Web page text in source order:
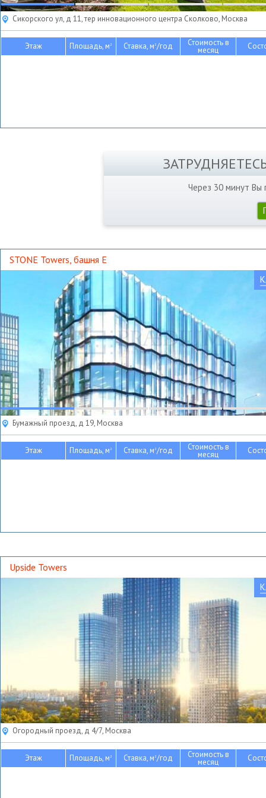
Сикорского ул, д 11, тер инновационного центра Сколково, Москва
Этаж Площадь, м2 Ставка, м2/год Стоимость в
месяц
Через 30 минут Вы
STONE Towers, башня Е
Бумажный проезд, д 19, Москва
Этаж Площадь, м2 Ставка, м2/год Стоимость в
месяц
Upside Towers
Огородный проезд, д 4/7, Москва
Этаж Площадь, м2 Ставка, м2/год Стоимость в
месяц